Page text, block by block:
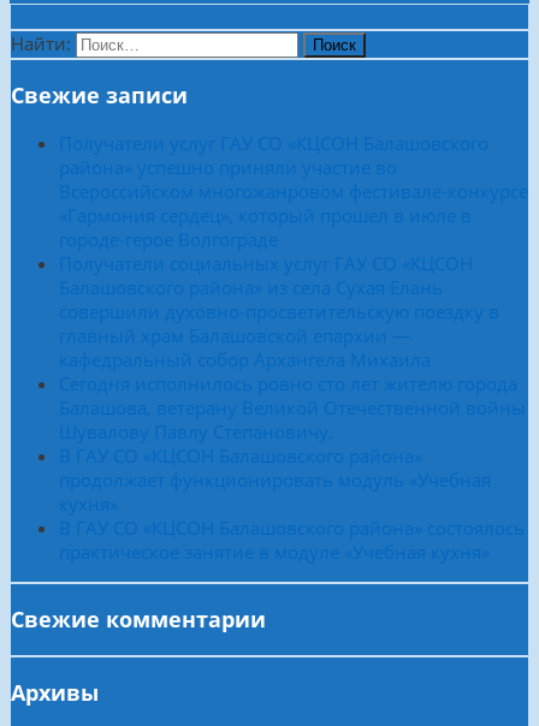
Найти:
Свежие записи
Получатели услуг ГАУ СО «КЦСОН Балашовского
района» успешно приняли участие во
Всероссийском многожанровом фестивале-конкурсе
«Гармония сердец», который прошел в июле в
городе-герое Волгограде
Получатели социальных услуг ГАУ СО «КЦСОН
Балашовского района» из села Сухая Елань
совершили духовно-просветительскую поездку в
главный храм Балашовской епархии —
кафедральный собор Архангела Михаила
Сегодня исполнилось ровно сто лет жителю города
Балашова, ветерану Великой Отечественной войны
Шувалову Павлу Степановичу.
В ГАУ СО «КЦСОН Балашовского района»
продолжает функционировать модуль «Учебная
кухня»
В ГАУ СО «КЦСОН Балашовского района» состоялось
практическое занятие в модуле «Учебная кухня»
Свежие комментарии
Архивы